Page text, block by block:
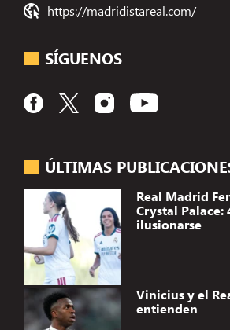
ÚLTIMAS
Real Madrid
Crystal Palace:
ilusionarse
Vinicius y el
entienden
https://madridistareal.com/
SÍGUENOS